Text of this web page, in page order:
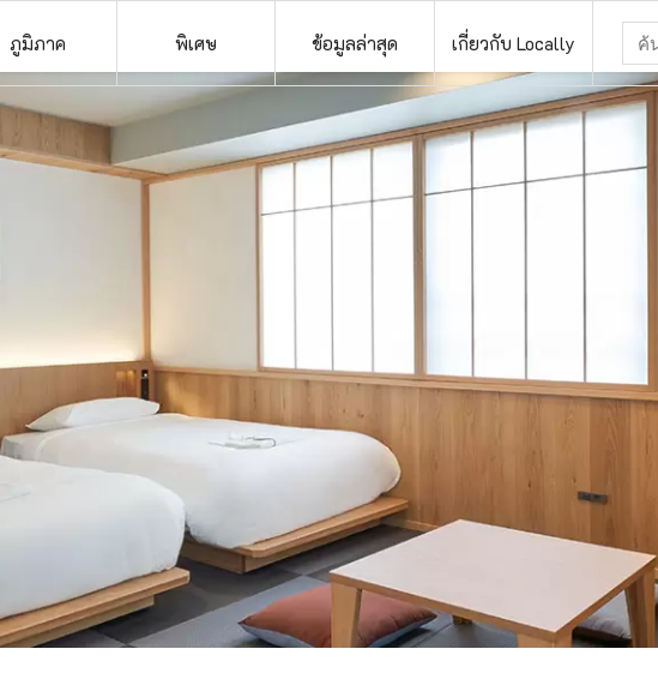
ภูมิภาค พิเศษ ข้อมูลล่าสุด เกี่ยวกับ Locally